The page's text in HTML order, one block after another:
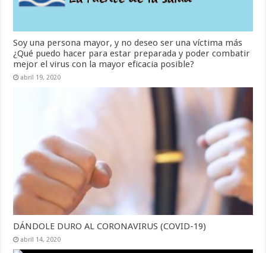
Soy una persona mayor, y no deseo ser una víctima más
¿Qué puedo hacer para estar preparada y poder combatir
mejor el virus con la mayor eficacia posible?
abril 19, 2020
DÁNDOLE DURO AL CORONAVIRUS (COVID-19)
abril 14, 2020